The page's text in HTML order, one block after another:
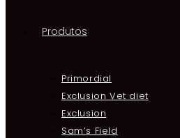
Produtos
Primordial
Exclusion Vet diet
Exclusion
Sam’s Field